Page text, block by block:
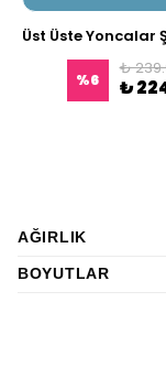
%6
₺
₺
AĞIRLIK
BOYUTLAR